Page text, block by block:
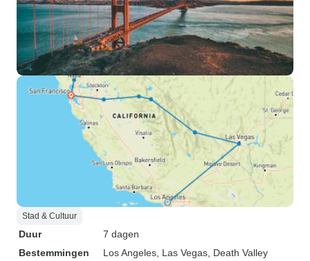
Stad & Cultuur
Duur
7 dagen
Bestemmingen
Los Angeles , Las Vegas , Death Valley